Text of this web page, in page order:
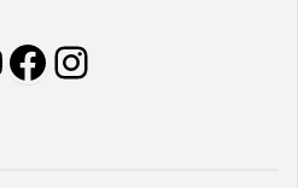
Facebook
Instagram